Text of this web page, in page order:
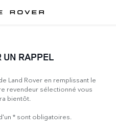
RAPPEL
Land Rover en remplissant le
revendeur sélectionné vous
bientôt.
* sont obligatoires.